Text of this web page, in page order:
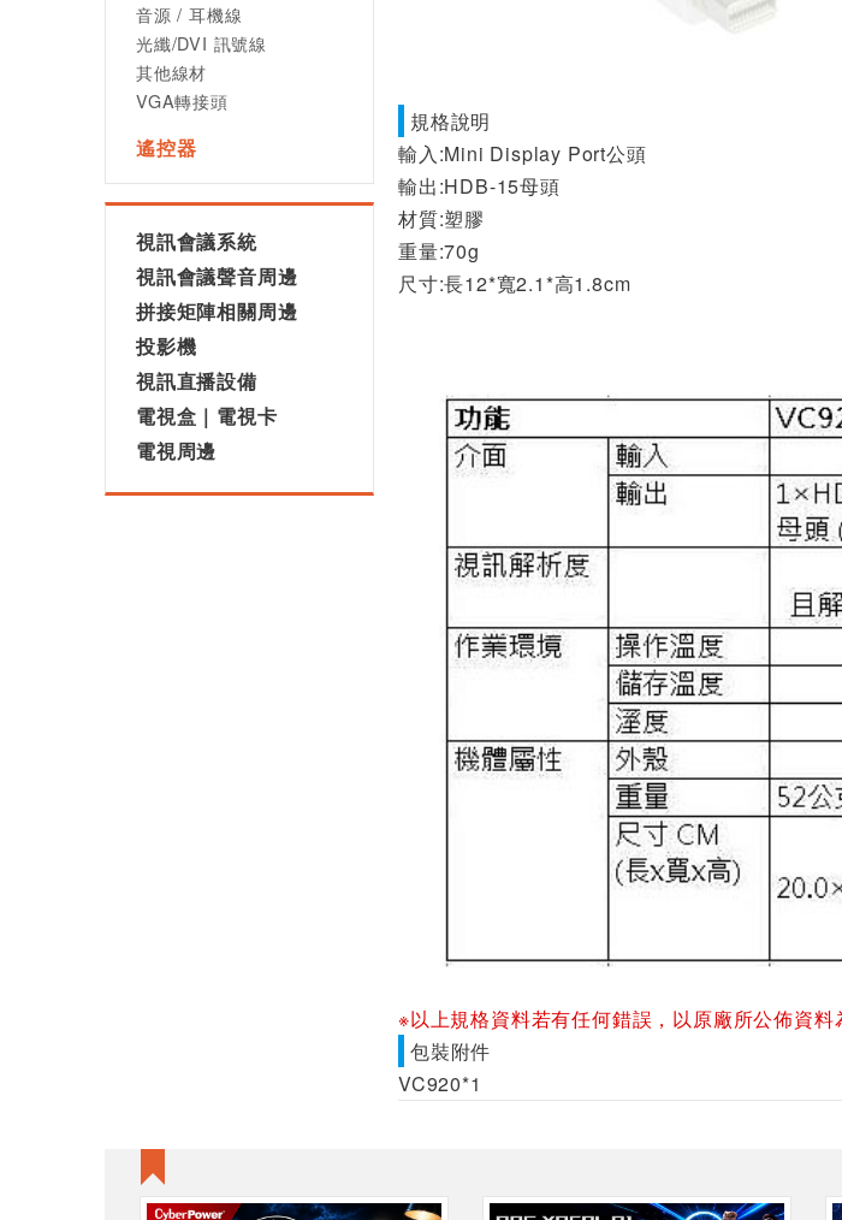
音源 / 耳機線
光纖/DVI 訊號線
其他線材
VGA轉接頭
遙控器
視訊會議系統
視訊會議聲音周邊
拼接矩陣相關周邊
投影機
視訊直播設備
電視盒｜電視卡
電視周邊
規格說明
輸入:Mini Display Port公頭
輸出:HDB-15母頭
材質:塑膠
重量:70g
尺寸:長12*寬2.1*高1.8cm
※以上規格資料若有任何錯誤，以原廠所公佈資料
包裝附件
VC920*1